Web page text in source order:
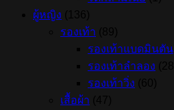
ผู้หญิง
รองเท้า
รองเท้าแบดมินตัน
รองเท้าลำลอง
รองเท้าวิ่ง
เสื้อผ้า